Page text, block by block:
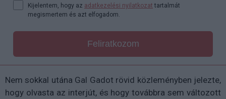
Kijelentem, hogy az adatkezelési nyilatkozat tartalmát
megismertem és azt elfogadom.
Feliratkozom
Nem sokkal utána Gal Gadot rövid közleményben jelezte,
hogy olvasta az interjút, és hogy továbbra sem változott